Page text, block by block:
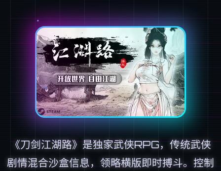
《刀剑江湖路》是独家武侠RPG，传统武侠
剧情混合沙盒信息，领略横版即时搏斗。控制